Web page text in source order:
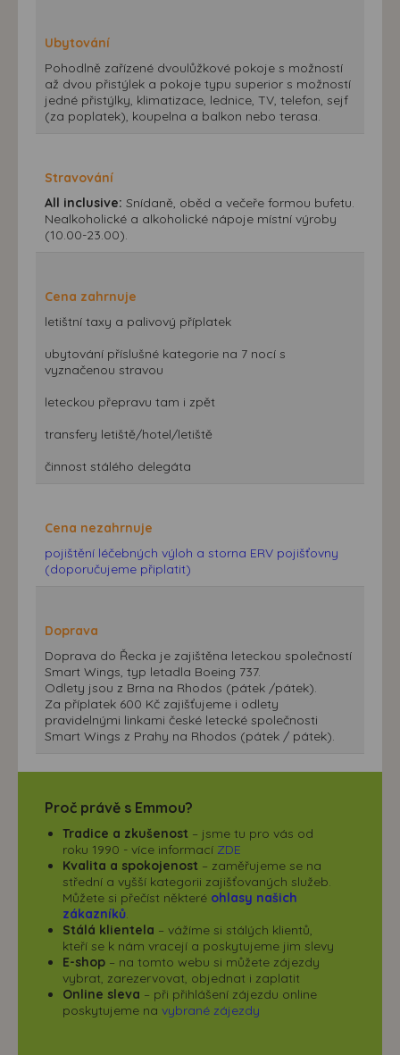
Ubytování
Pohodlně zařízené dvoulůžkové pokoje s možností
až dvou přistýlek a pokoje typu superior s možností
jedné přistýlky, klimatizace, lednice, TV, telefon, sejf
(za poplatek), koupelna a balkon nebo terasa.
Stravování
All inclusive: Snídaně, oběd a večeře formou bufetu.
Nealkoholické a alkoholické nápoje místní výroby
(10.00-23.00).
Cena zahrnuje
letištní taxy a palivový příplatek
ubytování příslušné kategorie na 7 nocí s
vyznačenou stravou
leteckou přepravu tam i zpět
transfery letiště/hotel/letiště
činnost stálého delegáta
Cena nezahrnuje
pojištění léčebných výloh a storna ERV pojišťovny
(doporučujeme připlatit)
Doprava
Doprava do Řecka je zajištěna leteckou společností
Smart Wings, typ letadla Boeing 737.
Odlety jsou z Brna na Rhodos (pátek /pátek).
Za příplatek 600 Kč zajišťujeme i odlety
pravidelnými linkami české letecké společnosti
Smart Wings z Prahy na Rhodos (pátek / pátek).
Proč právě s Emmou?
Tradice a zkušenost – jsme tu pro vás od
roku 1990 - více informací ZDE
Kvalita a spokojenost – zaměřujeme se na
střední a vyšší kategorii zajišťovaných služeb.
Můžete si přečíst některé ohlasy našich
zákazníků.
Stálá klientela – vážíme si stálých klientů,
kteří se k nám vracejí a poskytujeme jim slevy
E-shop – na tomto webu si můžete zájezdy
vybrat, zarezervovat, objednat i zaplatit
Online sleva – při přihlášení zájezdu online
poskytujeme na vybrané zájezdy